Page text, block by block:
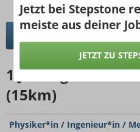
pro Jahr
DETAILLIERTER
1 Jobangebotfür
(15km)
Physiker*in / Ingenieur*in /
Jetzt bei Stepstone
meiste aus deiner
JETZT ZU